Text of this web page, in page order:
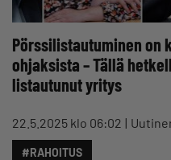
Pörssilistautuminen on
ohjaksista – Tällä
listautunut yritys
22.5.2025 klo 06:02
#RAHOITUS